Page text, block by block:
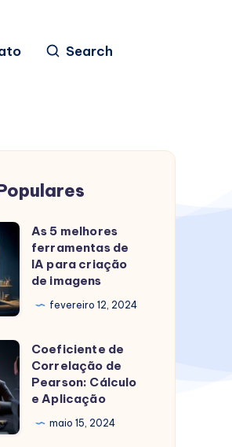
Search
As 5 melhores
ferramentas de
IA para criação
de imagens
fevereiro 12, 2024
Coeficiente de
Correlação de
Pearson: Cálculo
e Aplicação
maio 15, 2024